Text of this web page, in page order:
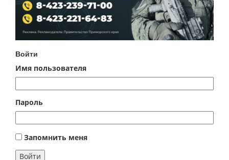
Войти
Имя пользователя
Пароль
Запомнить меня
Войти